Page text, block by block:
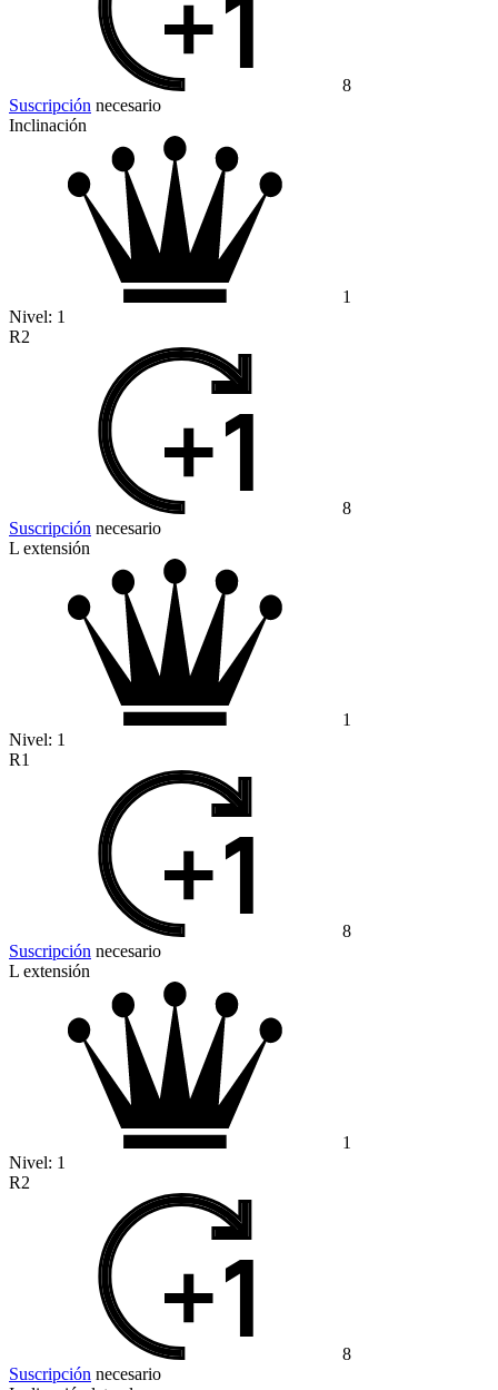
8
Suscripción necesario
Inclinación
1
Nivel: 1
R2
8
Suscripción necesario
L extensión
1
Nivel: 1
R1
8
Suscripción necesario
L extensión
1
Nivel: 1
R2
8
Suscripción necesario